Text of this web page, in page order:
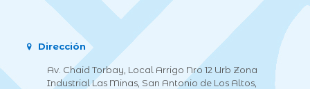
Dirección
Av. Chaid Torbay, Local Arrigo Nro 12 Urb Zona
Industrial Las Minas, San Antonio de Los Altos,